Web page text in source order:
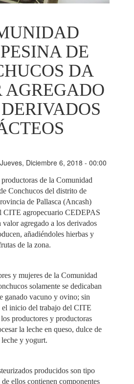
DE
DA
AGREGADO
Jueves, Diciembre 6, 2018 - 00:00
de la Comunidad
Conchucos del distrito de
de Pallasca (Ancash)
CITE agropecuario CEDEPAS
agregado a los derivados
añadiéndoles hierbas y
de la zona.
y mujeres de la Comunidad
solamente se dedicaban
ganado vacuno y ovino; sin
el inicio del trabajo del CITE
productores y productoras
la leche en queso, dulce de
leche y yogurt.
producidos son tipo
ellos contienen componentes